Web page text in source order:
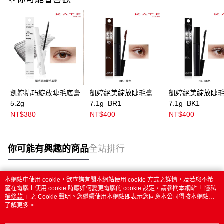
凱婷精巧綻放睫毛底膏
5.2g
NT$380
凱婷絕美綻放睫毛膏
7.1g_BR1
NT$400
凱婷絕美綻放睫
7.1g_BK1
NT$400
你可能有興趣的商品全站排行
熱門標籤
本網站中使用 cookie，欲查詢有關本網站使用 cookie 方式之詳情，及若您不希
望在電腦上使用 cookie 時應如何變更電腦的 cookie 設定，請參閱本網站「 隱私
權條款 」之 Cookie 聲明。您繼續使用本網站即表示您同意本公司得按本網站使
用條款之 Cookie 聲明使用 cookie。
了解更多 >